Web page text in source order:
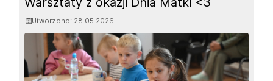
Utworzono: 28.05.2026